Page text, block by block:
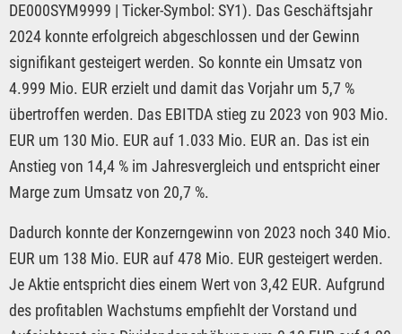
DE000SYM9999 | Ticker-Symbol: SY1). Das Geschäftsjahr
2024 konnte erfolgreich abgeschlossen und der Gewinn
signifikant gesteigert werden. So konnte ein Umsatz von
4.999 Mio. EUR erzielt und damit das Vorjahr um 5,7 %
übertroffen werden. Das EBITDA stieg zu 2023 von 903 Mio.
EUR um 130 Mio. EUR auf 1.033 Mio. EUR an. Das ist ein
Anstieg von 14,4 % im Jahresvergleich und entspricht einer
Marge zum Umsatz von 20,7 %.
Dadurch konnte der Konzerngewinn von 2023 noch 340 Mio.
EUR um 138 Mio. EUR auf 478 Mio. EUR gesteigert werden.
Je Aktie entspricht dies einem Wert von 3,42 EUR. Aufgrund
des profitablen Wachstums empfiehlt der Vorstand und